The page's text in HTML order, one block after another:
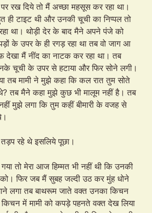
रख दिये तो मैं अच्छा महसूस कर रहा था।
ही टाइट थी और उनकी चूची का निप्पल तो
था। थोड़ी देर के बाद मैने अपने पंजे को
के उपर के ही रगड़ रहा था तब वो जाग आ
देखा मैं नींद का नाटक कर रहा था। तब
चूची के उपर से हटाया और फिर सोने लगी।
तब मामी ने मुझे कहा कि कल रात तुम सोते
तब मैने कहा मुझे कुछ भी मालूम नहीं है। तब
मुझे लगा कि तुम कहीं बीमारी के वजह से
रहे थे इसलिये पूछा।
तो मेरा आज हिम्मत भी नहीं थी कि उनकी
फिर जब मैं सुबह जल्दी उठ कर मुंह धोने
लगा तब बाथरूम जाते वक्त उनका किचन
में मामी को कपड़े पहनते वक्त देख लिया